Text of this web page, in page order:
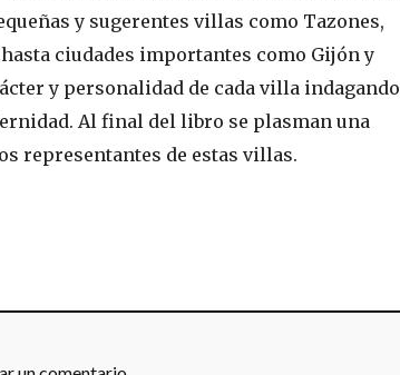
y sugerentes villas como Tazones,
ciudades importantes como Gijón y
y personalidad de cada villa indagando
Al final del libro se plasman una
representantes de estas villas.